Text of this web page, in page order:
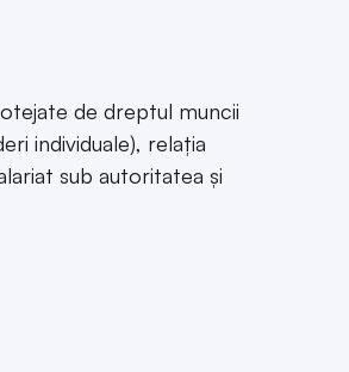
de dreptul muncii
individuale), relația
sub autoritatea și